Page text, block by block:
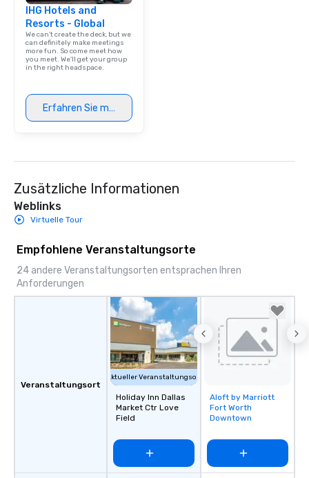
IHG Hotels and
Resorts - Global
We can't create the deck, but we
can definitely make meetings
more fun. So come meet how
you meet. We'll get your group
in the right headspace.
Erfahren Sie mehr
Zusätzliche Informationen
Weblinks
Virtuelle Tour
Empfohlene Veranstaltungsorte
24 andere Veranstaltungsorten entsprachen Ihren
Anforderungen
Veranstaltungsort
Aktueller Veranstaltungsort
Holiday Inn Dallas
Market Ctr Love
Field
Removed from
favorites
Aloft by Marriott
Fort Worth
Downtown